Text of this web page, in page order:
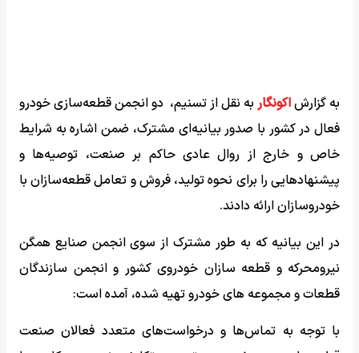
به گزارشاکونگار به نقل از تسنیم، دو انجمن‌ قطعه‌سازی خودرو
فعال در کشور با صدور بیانیه‌ای مشترک، ضمن اشاره به شرایط
خاص و خارج از روال عادی حاکم بر صنعت، توصیه‌ها و
پیشنهادهایی را برای نحوه تولید، فروش و تعامل قطعه‌سازان با
خودروسازان ارائه دادند.
در این بیانیه که به طور مشترک از سوی انجمن صنایع همگن
نیرومحرکه و قطعه سازان خودروی کشور و انجمن سازندگان
قطعات و مجموعه های خودرو تهیه شده، آمده است:
با توجه به تماس‌ها و درخواست‌های متعدد فعالان صنعت